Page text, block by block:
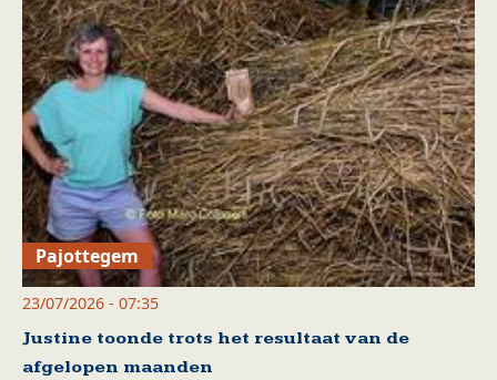
Pajottegem
23/07/2026 - 07:35
Justine toonde trots het resultaat van de
afgelopen maanden